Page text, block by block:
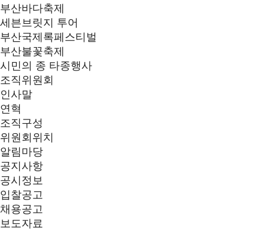
부산바다축제
세븐브릿지 투어
부산국제록페스티벌
부산불꽃축제
시민의 종 타종행사
조직위원회
인사말
연혁
조직구성
위원회위치
알림마당
공지사항
공시정보
입찰공고
채용공고
보도자료